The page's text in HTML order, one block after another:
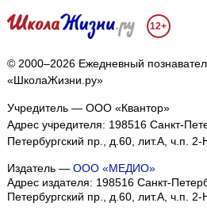
12+
© 2000–2026 Ежедневный
«ШколаЖизни.ру»
Учредитель — ООО «Квантор»
Адрес учредителя: 198516 Санкт-
Петербургский пр., д.60, лит.А, ч.п.
Издатель — ООО «МЕДИО»
Адрес издателя: 198516 Санкт-
Петербургский пр., д.60, лит.А, ч.п.